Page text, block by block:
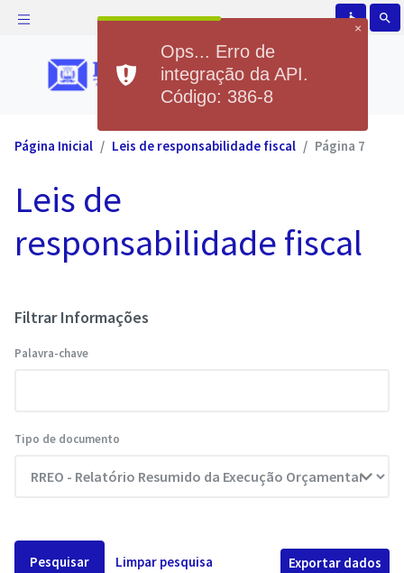
accessible search
Página Inicial Leis de responsabilidade fiscal Página 7
Leis de
responsabilidade fiscal
Filtrar Informações
Palavra-chave
Tipo de documento
Pesquisar Limpar pesquisa Exportar dados
×
Ops... Erro de
integração da API.
Código: 386-8